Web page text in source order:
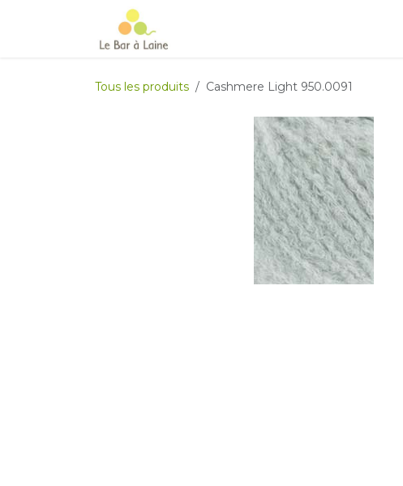
Se rendre au contenu
Tous les produits Cashmere Light 950.0091